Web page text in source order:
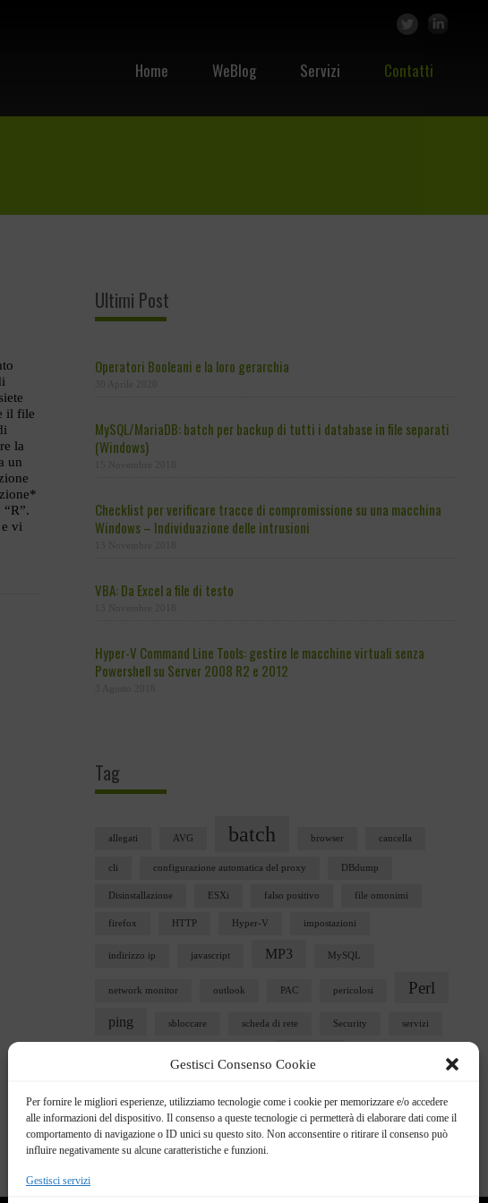
Gestisci Consenso Cookie
Per fornire le migliori esperienze, utilizziamo tecnologie come i cookie per memorizzare e/o accedere
alle informazioni del dispositivo. Il consenso a queste tecnologie ci permetterà di elaborare dati come il
comportamento di navigazione o ID unici su questo sito. Non acconsentire o ritirare il consenso può
influire negativamente su alcune caratteristiche e funzioni.
Gestisci servizi
Home WeBlog Servizi Contatti
il file
la
un
vi
Ultimi Post
Operatori Booleani e la loro gerarchia
MySQL/MariaDB: batch per backup di tutti i database in file separati
(Windows)
Checklist per verificare tracce di compromissione su una macchina
Windows – Individuazione delle intrusioni
VBA: Da Excel a file di testo
Hyper-V Command Line Tools: gestire le macchine virtuali senza
Powershell su Server 2008 R2 e 2012
Tag
allegati AVG batch browser cancella
cli configurazione automatica del proxy DBdump
Disinstallazione ESXi falso positivo file omonimi
firefox HTTP Hyper-V impostazioni
indirizzo ip javascript MP3 MySQL
network monitor outlook PAC pericolosi Perl
ping sbloccare scheda di rete Security servizi
vSphere 5 webform win 7 windows
WP